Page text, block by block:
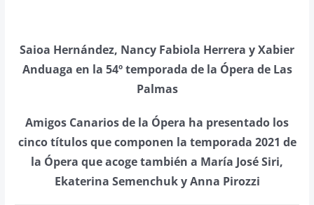
Saioa Hernández, Nancy Fabiola Herrera y Xabier
Anduaga en la 54º temporada de la Ópera de Las
Palmas
Amigos Canarios de la Ópera ha presentado los
cinco títulos que componen la temporada 2021 de
la Ópera que acoge también a María José Siri,
Ekaterina Semenchuk y Anna Pirozzi